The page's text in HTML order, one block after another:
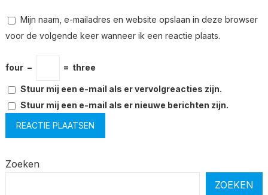
Mijn naam, e-mailadres en website opslaan in deze browser
voor de volgende keer wanneer ik een reactie plaats.
four − = three
Stuur mij een e-mail als er vervolgreacties zijn.
Stuur mij een e-mail als er nieuwe berichten zijn.
Zoeken
ZOEKEN